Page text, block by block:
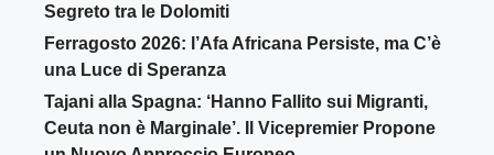
Segreto tra le Dolomiti
Ferragosto 2026: l’Afa Africana Persiste, ma C’è
una Luce di Speranza
Tajani alla Spagna: ‘Hanno Fallito sui Migranti,
Ceuta non è Marginale’. Il Vicepremier Propone